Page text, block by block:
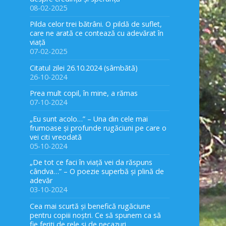
08-02-2025
Pilda celor trei bătrâni. O pildă de suflet,
care ne arată ce contează cu adevărat în
viață
07-02-2025
Citatul zilei 26.10.2024 (sâmbătă)
26-10-2024
Prea mult copil, în mine, a rămas
07-10-2024
„Eu sunt acolo…” – Una din cele mai
frumoase și profunde rugăciuni pe care o
vei citi vreodată
05-10-2024
„De tot ce faci în viață vei da răspuns
cândva…” – O poezie superbă și plină de
adevăr
03-10-2024
Cea mai scurtă și benefică rugăciune
pentru copiii noștri. Ce să spunem ca să